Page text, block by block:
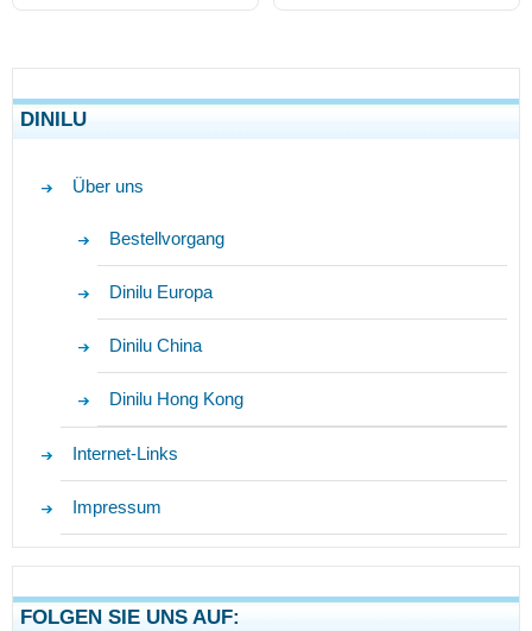
DINILU
Über uns
Bestellvorgang
Dinilu Europa
Dinilu China
Dinilu Hong Kong
Internet-Links
Impressum
FOLGEN SIE UNS AUF: